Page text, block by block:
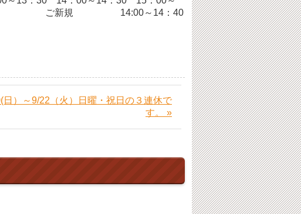
：30 ご新規 14:00～14：40
日）～9/22（火）日曜・祝日の３連休で
す。 »